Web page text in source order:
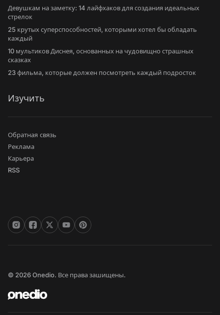
Девушкам на заметку: 14 лайфхаков для создания идеальных
стрелок
25 крутых суперспособностей, которыми хотел бы обладать
каждый
10 мультиков Диснея, основанных на чудовищно страшных
сказках
23 фильма, которые должен посмотреть каждый подросток
Изучить
Обратная связь
Реклама
Карьера
RSS
© 2026 Onedio. Все права зашищены.